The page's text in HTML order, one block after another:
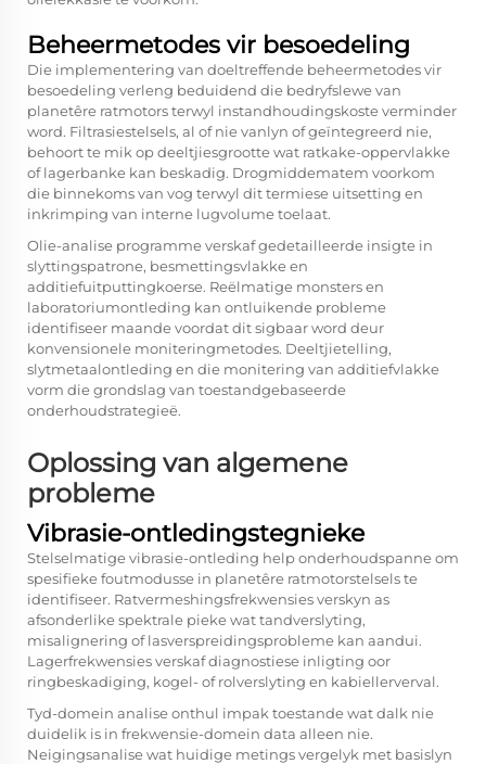
Beheermetodes vir besoedeling
Die implementering van doeltreffende beheermetodes vir
besoedeling verleng beduidend die bedryfslewe van
planetêre ratmotors terwyl instandhoudingskoste verminder
word. Filtrasiestelsels, al of nie vanlyn of geïntegreerd nie,
behoort te mik op deeltjiesgrootte wat ratkake-oppervlakke
of lagerbanke kan beskadig. Drogmiddematem voorkom
die binnekoms van vog terwyl dit termiese uitsetting en
inkrimping van interne lugvolume toelaat.
Olie-analise programme verskaf gedetailleerde insigte in
slyttingspatrone, besmettingsvlakke en
additiefuitputtingkoerse. Reëlmatige monsters en
laboratoriumontleding kan ontluikende probleme
identifiseer maande voordat dit sigbaar word deur
konvensionele moniteringmetodes. Deeltjietelling,
slytmetaalontleding en die monitering van additiefvlakke
vorm die grondslag van toestandgebaseerde
onderhoudstrategieë.
Oplossing van algemene
probleme
Vibrasie-ontledingstegnieke
Stelselmatige vibrasie-ontleding help onderhoudspanne om
spesifieke foutmodusse in planetêre ratmotorstelsels te
identifiseer. Ratvermeshingsfrekwensies verskyn as
afsonderlike spektrale pieke wat tandverslyting,
misalignering of lasverspreidingsprobleme kan aandui.
Lagerfrekwensies verskaf diagnostiese inligting oor
ringbeskadiging, kogel- of rolverslyting en kabiellerverval.
Tyd-domein analise onthul impak toestande wat dalk nie
duidelik is in frekwensie-domein data alleen nie.
Neigingsanalise wat huidige metings vergelyk met basislyn